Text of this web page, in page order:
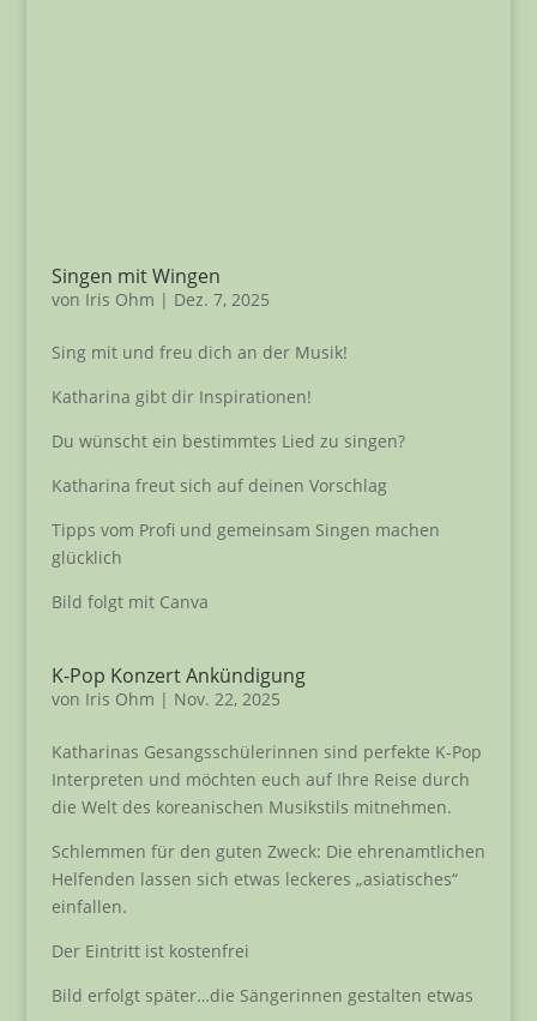
Singen mit Wingen
von Iris Ohm | Dez. 7, 2025
Sing mit und freu dich an der Musik!
Katharina gibt dir Inspirationen!
Du wünscht ein bestimmtes Lied zu singen?
Katharina freut sich auf deinen Vorschlag
Tipps vom Profi und gemeinsam Singen machen
glücklich
Bild folgt mit Canva
K-Pop Konzert Ankündigung
von Iris Ohm | Nov. 22, 2025
Katharinas Gesangsschülerinnen sind perfekte K-Pop
Interpreten und möchten euch auf Ihre Reise durch
die Welt des koreanischen Musikstils mitnehmen.
Schlemmen für den guten Zweck: Die ehrenamtlichen
Helfenden lassen sich etwas leckeres „asiatisches“
einfallen.
Der Eintritt ist kostenfrei
Bild erfolgt später…die Sängerinnen gestalten etwas